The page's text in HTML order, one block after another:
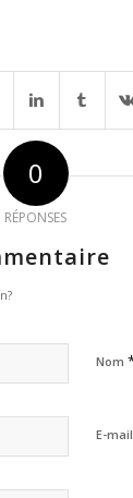
0
RÉPONSES
Nom
E-mail